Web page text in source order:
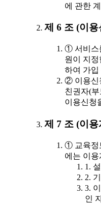
에 관한
제 6 조 (이용
① 서비스
원이 지
하여 가입
② 이용신
친권자(
이용신청
제 7 조 (이
① 교육정
에는 이
1.
2.
3.
인